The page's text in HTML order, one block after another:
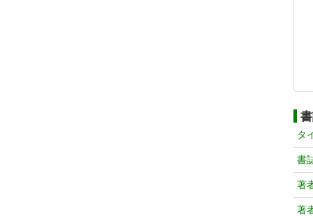
タ
書
著
著